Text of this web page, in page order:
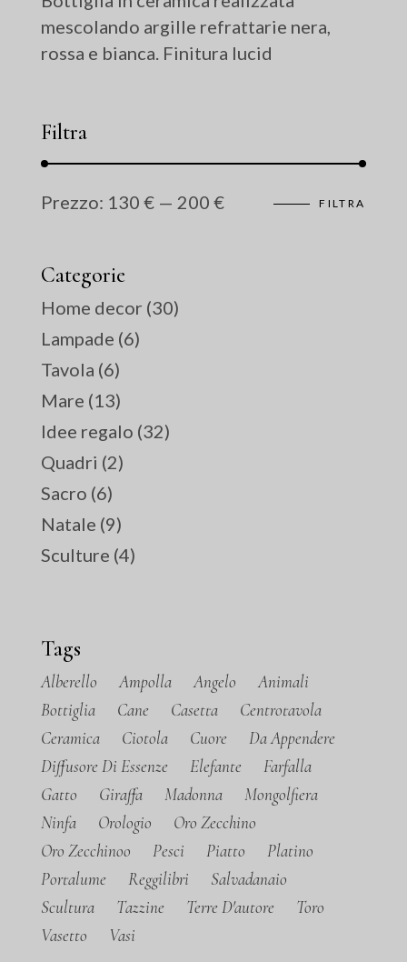
mescolando argille refrattarie nera,
rossa e bianca. Finitura lucid
Filtra
FILTRA
Prezzo: 130 € — 200 €
Categorie
Home decor (30)
Lampade (6)
Tavola (6)
Mare (13)
Idee regalo (32)
Quadri (2)
Sacro (6)
Natale (9)
Sculture (4)
Tags
Alberello Ampolla Angelo
Animali
Bottiglia
Cane Casetta
Centrotavola
Ceramica
Ciotola Cuore
Da Appendere
Diffusore Di Essenze
Elefante
Farfalla
Gatto
Giraffa Madonna
Mongolfiera
Ninfa
Orologio
Oro Zecchino
Oro Zecchinoo
Pesci Piatto
Platino
Portalume
Reggilibri
Salvadanaio
Scultura
Tazzine Terre D'autore
Toro
Vasetto
Vasi